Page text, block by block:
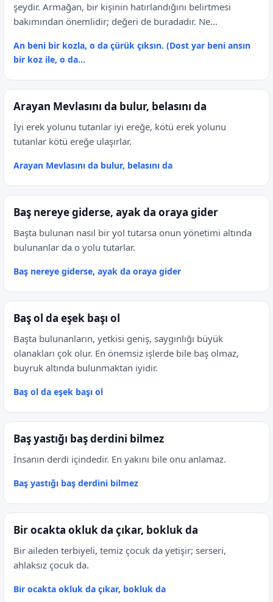
şeydir. Armağan, bir kişinin hatırlandığını belirtmesi
bakımından önemlidir; değeri de buradadır. Ne...
An beni bir kozla, o da çürük çıksın. (Dost yar beni ansın
bir koz ile, o da...
Arayan Mevlasını da bulur, belasını da
İyi erek yolunu tutanlar iyi ereğe, kötü erek yolunu
tutanlar kötü ereğe ulaşırlar.
Arayan Mevlasını da bulur, belasını da
Baş nereye giderse, ayak da oraya gider
Başta bulunan nasıl bir yol tutarsa onun yönetimi altında
bulunanlar da o yolu tutarlar.
Baş nereye giderse, ayak da oraya gider
Baş ol da eşek başı ol
Başta bulunanların, yetkisi geniş, saygınlığı büyük
olanakları çok olur. En önemsiz işlerde bile baş olmaz,
buyruk altında bulunmaktan iyidir.
Baş ol da eşek başı ol
Baş yastığı baş derdini bilmez
İnsanın derdi içindedir. En yakını bile onu anlamaz.
Baş yastığı baş derdini bilmez
Bir ocakta okluk da çıkar, bokluk da
Bir aileden terbiyeli, temiz çocuk da yetişir; serseri,
ahlaksız çocuk da.
Bir ocakta okluk da çıkar, bokluk da